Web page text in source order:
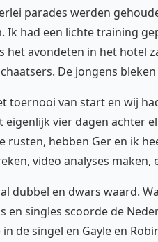
parades werden
Ik had een lichte training
het avondeten in het hotel
De jongens
toernooi van start en wij
eigenlijk vier dagen achter
rusten, hebben Ger en ik
video analyses maken,
dubbel en dwars waard.
en singles scoorde de
de singel en Gayle en